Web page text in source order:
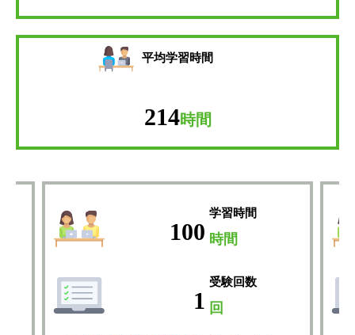
平均学習時間
214時間
100
学習時間
時間
1
受験回数
回